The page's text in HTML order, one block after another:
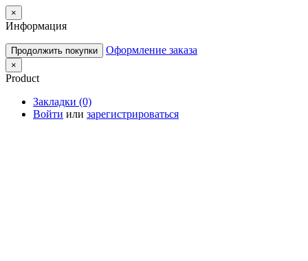
×
Информация
Продолжить покупки Оформление заказа
×
Product
Закладки (0)
Войти или зарегистрироваться